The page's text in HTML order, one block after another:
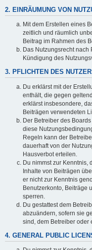
2. EINRÄUMUNG VON
Mit dem Erstellen eines
zeitlich und räumlich
Beitrag im Rahmen des
Das Nutzungsrecht nach
Kündigung des
3. PFLICHTEN DES
Du erklärst mit der
enthält, die gegen
erklärst insbesondere,
Beiträgen verwendeten
Der Betreiber des
diese
Regeln kann der
dauerhaft von der
Hausverbot erteilen.
Du nimmst zur Kenntnis,
Inhalte von Beiträgen
er nicht zur Kenntnis
Benutzerkonto, Beiträge
sperren.
Du gestattest dem
abzuändern, sofern sie
sind, dem Betreiber oder
4. GENERAL PUBLIC